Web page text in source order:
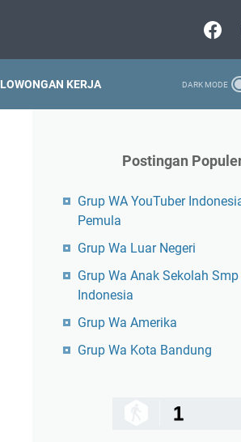
LOWONGAN KERJA
Postingan
Grup WA YouTuber
Pemula
Grup Wa Luar Negeri
Grup Wa Anak Sekolah
Indonesia
Grup Wa Amerika
Grup Wa Kota Bandung
1